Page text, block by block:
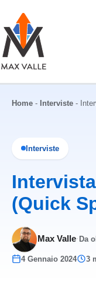
contenuto
Home - Interviste -
Interviste
(Quick
Max Valle· Da
4 Gennaio 2024 3